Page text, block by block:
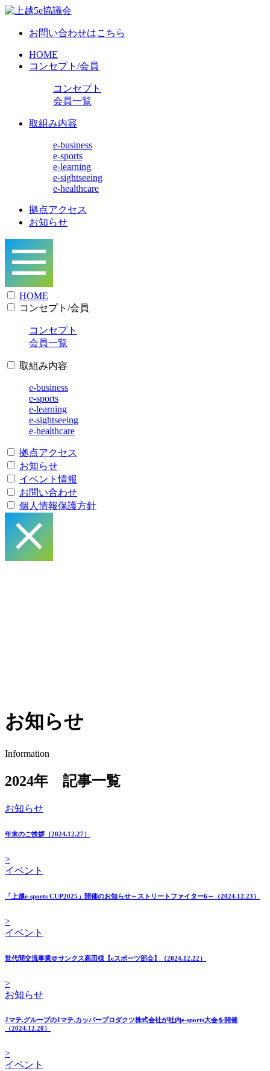
お問い合わせはこちら
HOME
コンセプト/会員
コンセプト
会員一覧
取組み内容
e-business
e-sports
e-learning
e-sightseeing
e-healthcare
拠点アクセス
お知らせ
HOME
コンセプト/会員
コンセプト
会員一覧
取組み内容
e-business
e-sports
e-learning
e-sightseeing
e-healthcare
拠点アクセス
お知らせ
イベント情報
お問い合わせ
個人情報保護方針
お知らせ
Information
2024年 記事一覧
お知らせ
年末のご挨拶（2024.12.27）
>
イベント
「上越e-sports CUP2025」開催のお知らせ～ストリートファイター6～（2024.12.23）
>
イベント
世代間交流事業＠サンクス高田様【eスポーツ部会】（2024.12.22）
>
お知らせ
Jマテ.グループのJマテ.カッパープロダクツ株式会社が社内e-sports大会を開催
（2024.12.20）
>
イベント